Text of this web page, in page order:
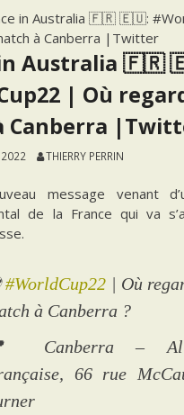
in Australia 🇫🇷 🇪🇺:
à Canberra |Twitter
in Australia 🇫🇷
| Où
Canberra
2022 THIERRY PERRIN
message venant
de la France qui va
#WorldCup22 | Où
à Canberra ?
Canberra –
66 rue